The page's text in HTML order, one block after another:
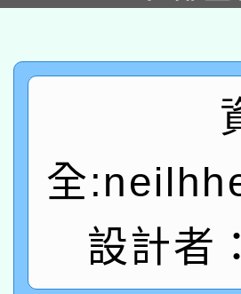
用水績優單
動」
桃園市孔廟
開 智慧啟
轉知教育
國立臺灣
年度健康促
業成長研
函轉國家
原住民族教
族教育國
轉知教育部
新北市政
函轉國立
族語言臺
轉知有關
全
設計者